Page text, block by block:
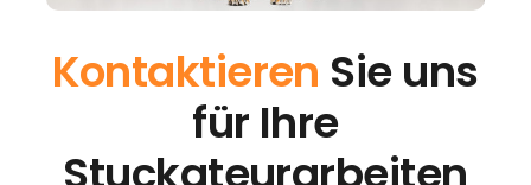
Kontaktieren Sie uns
für Ihre